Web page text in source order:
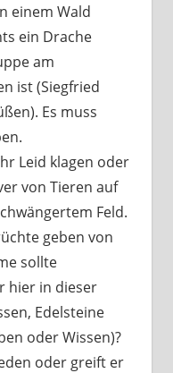
einem Wald
ein Drache
am
ist (Siegfried
Es muss
Leid klagen oder
von Tieren auf
Feld.
geben von
sollte
hier in dieser
Edelsteine
oder Wissen)?
oder greift er